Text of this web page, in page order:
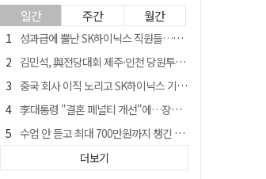
일간 주간 월간
성과급에 뿔난 SK하이닉스 직원들…3500명 모여 '새 노조' 만든다
김민석, 與전당대회 제주·인천 당원투표서 승리…누적 득표는 '초박빙'
중국 회사 이직 노리고 SK하이닉스 기밀 빼돌려…결국 실형
李대통령 "결혼 페널티 개선"에…장동혁 "그 페널티 만든 게 이 정권"
수업 안 듣고 최대 700만원까지 챙긴 포항 A대학 '유령 선수' 등 19명 무더기 송치
트럼프 만난 손현보 목사…"현재 자유대한민국 여러 면에서 어려움"
더보기